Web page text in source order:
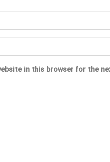
in this browser for the